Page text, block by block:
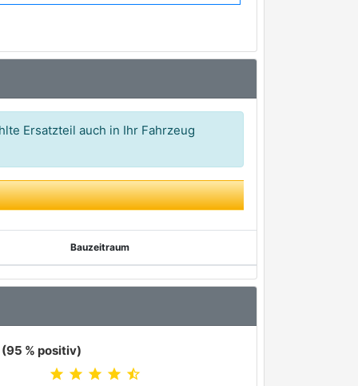
Ersatzteil auch in Ihr Fahrzeug
Bauzeitraum
(95 % positiv)
star star star star star_half